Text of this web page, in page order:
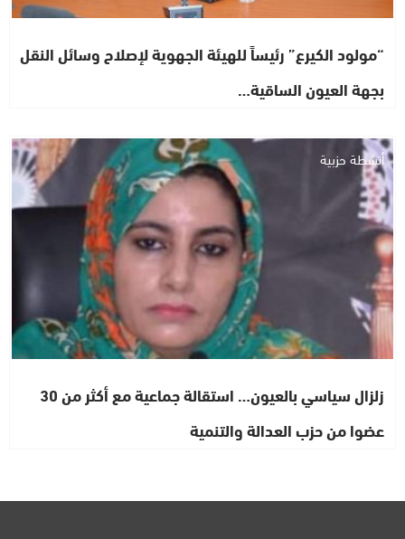
“مولود الكيرع” رئيساً للهيئة الجهوية لإصلاح وسائل النقل
بجهة العيون الساقية…
أنشطة حزبية
زلزال سياسي بالعيون… استقالة جماعية مع أكثر من 30
عضوا من حزب العدالة والتنمية